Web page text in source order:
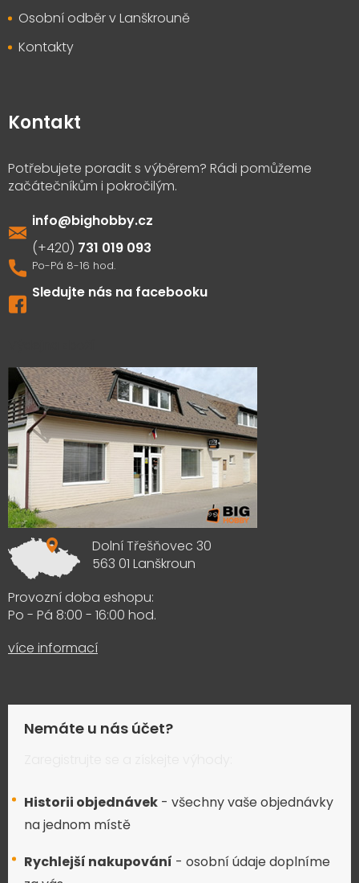
Osobní odběr v Lanškrouně
Kontakty
Kontakt
info@bighobby.cz
731 019 093
Sledujte nás na facebooku
Dolní Třešňovec 30
563 01 Lanškroun
Provozní doba eshopu:
Po - Pá 8:00 - 16:00 hod.
více informací
Nemáte u nás účet?
Historii objednávek - všechny vaše objednávky
na jednom místě
Rychlejší nakupování - osobní údaje doplníme